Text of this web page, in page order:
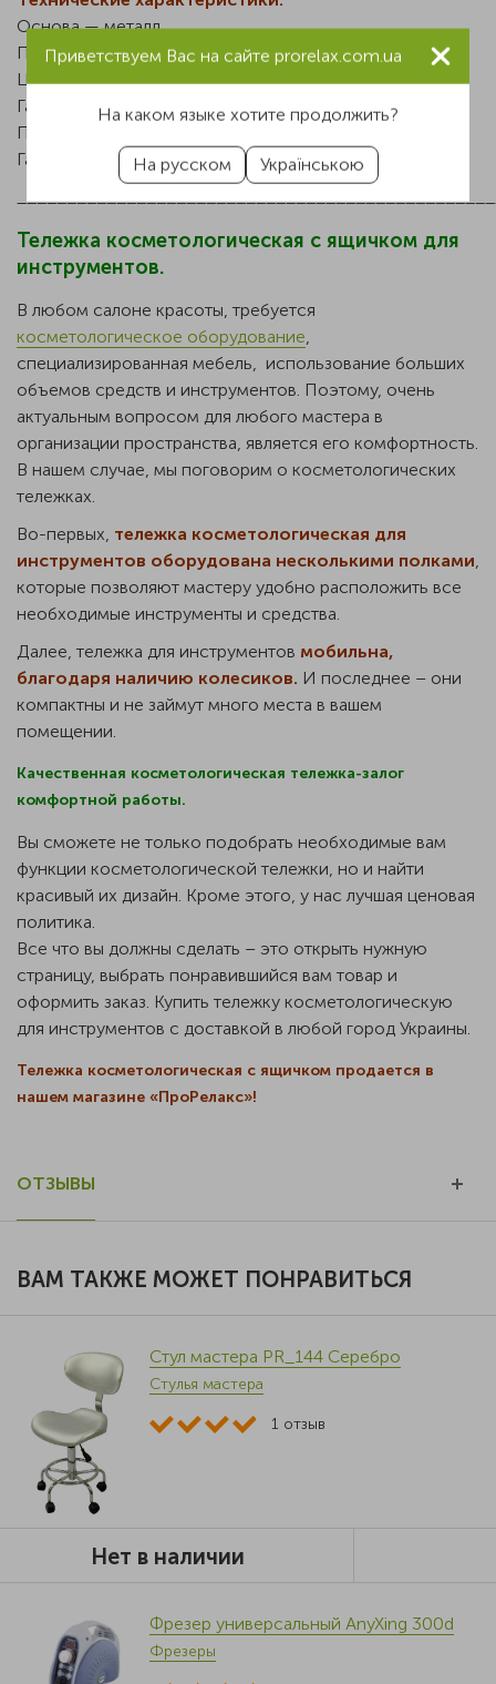
Основа — металл
Полки — ДСП/стекло
Цвет — белый
Габариты: 50х41х80 см
Производство: Китай
Гарантия 1 год
Тележка косметологическая с ящичком для
инструментов.
В любом салоне красоты, требуется
косметологическое оборудование,
специализированная мебель, использование больших
объемов средств и инструментов. Поэтому, очень
актуальным вопросом для любого мастера в
организации пространства, является его комфортность.
В нашем случае, мы поговорим о косметологических
тележках.
Во-первых, тележка косметологическая для
инструментов оборудована несколькими полками,
которые позволяют мастеру удобно расположить все
необходимые инструменты и средства.
Далее, тележка для инструментов мобильна,
благодаря наличию колесиков. И последнее – они
компактны и не займут много места в вашем
помещении.
Качественная косметологическая тележка-залог
комфортной работы.
Вы сможете не только подобрать необходимые вам
функции косметологической тележки, но и найти
красивый их дизайн. Кроме этого, у нас лучшая ценовая
политика.
Все что вы должны сделать – это открыть нужную
страницу, выбрать понравившийся вам товар и
оформить заказ. Купить тележку косметологическую
для инструментов с доставкой в любой город Украины.
Тележка косметологическая с ящичком продается в
нашем магазине «ПроРелакс»!
ОТЗЫВЫ
ВАМ ТАКЖЕ МОЖЕТ ПОНРАВИТЬСЯ
Стул мастера PR_144 Серебро
Стулья мастера
1 отзыв
Нет в наличии
Фрезер универсальный AnyXing 300d
Фрезеры
Приветствуем Вас на сайте prorelax.com.ua
На каком языке хотите продолжить?
На русском Українською